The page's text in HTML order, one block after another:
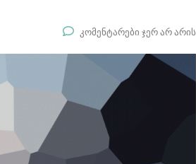
კომენტარები ჯერ არ არის